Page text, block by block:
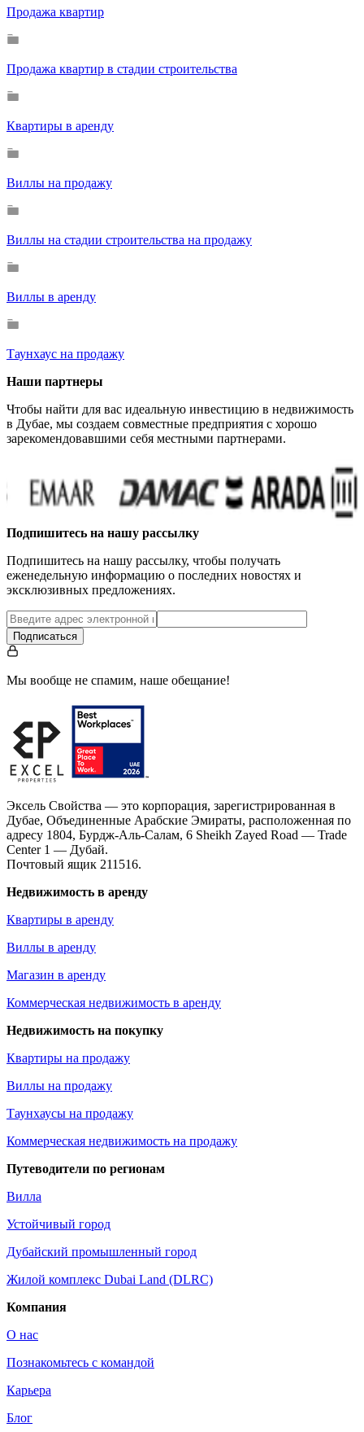
Продажа квартир
Продажа квартир в стадии строительства
Квартиры в аренду
Виллы на продажу
Виллы на стадии строительства на продажу
Виллы в аренду
Таунхаус на продажу
Наши партнеры
Чтобы найти для вас идеальную инвестицию в недвижимость
в Дубае, мы создаем совместные предприятия с хорошо
зарекомендовавшими себя местными партнерами.
Подпишитесь на нашу рассылку
Подпишитесь на нашу рассылку, чтобы получать
еженедельную информацию о последних новостях и
эксклюзивных предложениях.
Подписаться
Мы вообще не спамим, наше обещание!
Эксель Свойства — это корпорация, зарегистрированная в
Дубае, Объединенные Арабские Эмираты, расположенная по
адресу 1804, Бурдж-Аль-Салам, 6 Sheikh Zayed Road — Trade
Center 1 — Дубай.
Почтовый ящик 211516.
Недвижимость в аренду
Квартиры в аренду
Виллы в аренду
Магазин в аренду
Коммерческая недвижимость в аренду
Недвижимость на покупку
Квартиры на продажу
Виллы на продажу
Таунхаусы на продажу
Коммерческая недвижимость на продажу
Путеводители по регионам
Вилла
Устойчивый город
Дубайский промышленный город
Жилой комплекс Dubai Land (DLRC)
Компания
О нас
Познакомьтесь с командой
Карьера
Блог